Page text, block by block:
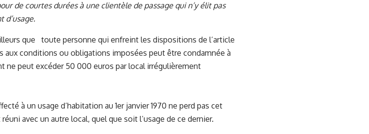
de courtes durées à une clientèle de passage qui n’y élit pas
d’usage.
que toute personne qui enfreint les dispositions de l’article
aux conditions ou obligations imposées peut être condamnée à
ne peut excéder 50 000 euros par local irrégulièrement
à un usage d’habitation au 1er janvier 1970 ne perd pas cet
avec un autre local, quel que soit l’usage de ce dernier.